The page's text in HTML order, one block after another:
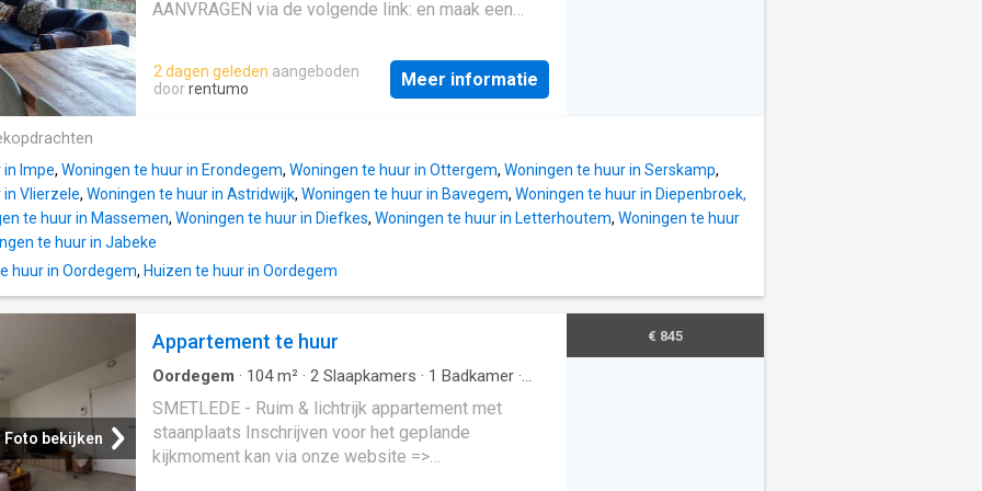
deze kans niet en vraag vandaag nog uw bezoek
AANVRAGEN via de volgende link: en maak een
het bezoekmoment. Ben je op zoek naar een
gelijkvloers appartement met 2 slaapkamers, tuin
Woonkamer met open keuken - Badkamer met
douche - 2 slaapkamers Bijzonderheden: - EPC A -
Garage - Tuin en terras - Buitenberging -
Zonnepanelen - Beschikbaar vanaf 01/11/2026 -
Gemeenschappelijke kost van 65 euro/maand Mis
deze kans niet en vraag vandaag nog uw bezoek
2 dagen geleden aangeboden
doorrentumo Meer informatie
in Impe, Woningen te huur in Erondegem, Woningen te huur in Ottergem, Woningen te huur in Serskamp,
Vlierzele, Woningen te huur in Astridwijk, Woningen te huur in Bavegem, Woningen te huur in Diepenbroek,
te huur in Massemen, Woningen te huur in Diefkes, Woningen te huur in Letterhoutem, Woningen te huur
te huur in Jabeke
huur in Oordegem, Huizen te huur in Oordegem
Foto bekijken
Appartement te huur
Oordegem · 104m² · 2 Slaapkamers · 1 Badkamer ·
SMETLEDE - Ruim & lichtrijk appartement met
staanplaats Inschrijven voor het geplande
kijkmoment kan via onze website =>
€ 845